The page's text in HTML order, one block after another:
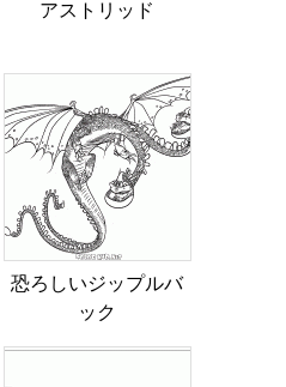
アストリッド
恐ろしいジップルバ
ック